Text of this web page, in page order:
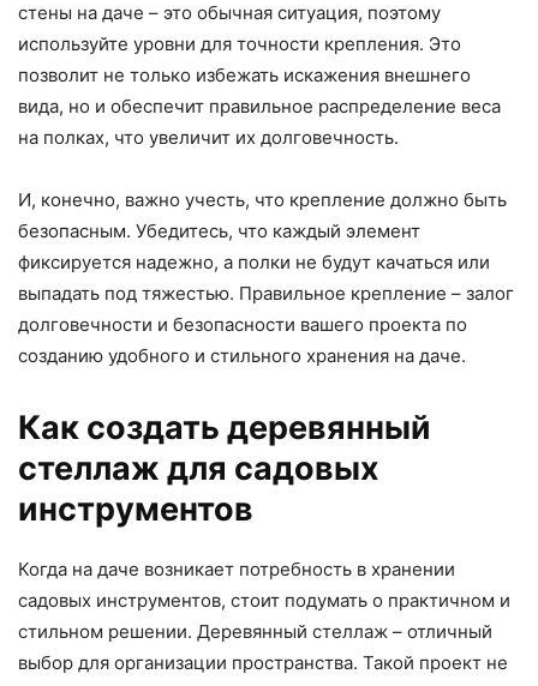
стены на даче – это обычная ситуация, поэтому
используйте уровни для точности крепления. Это
позволит не только избежать искажения внешнего
вида, но и обеспечит правильное распределение веса
на полках, что увеличит их долговечность.
И, конечно, важно учесть, что крепление должно быть
безопасным. Убедитесь, что каждый элемент
фиксируется надежно, а полки не будут качаться или
выпадать под тяжестью. Правильное крепление – залог
долговечности и безопасности вашего проекта по
созданию удобного и стильного хранения на даче.
Как создать деревянный
стеллаж для садовых
инструментов
Когда на даче возникает потребность в хранении
садовых инструментов, стоит подумать о практичном и
стильном решении. Деревянный стеллаж – отличный
выбор для организации пространства. Такой проект не